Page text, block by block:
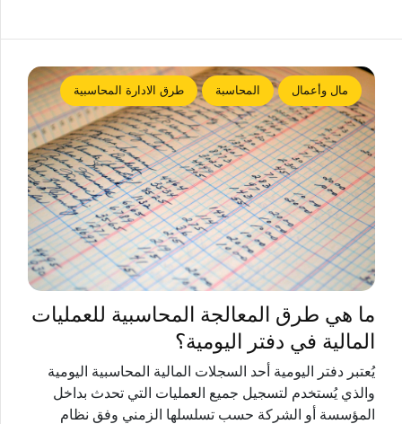
مال وأعمال المحاسبة طرق الادارة المحاسبية
ما هي طرق المعالجة المحاسبية للعمليات
المالية في دفتر اليومية؟
يُعتبر دفتر اليومية أحد السجلات المالية المحاسبية اليومية
والذي يُستخدم لتسجيل جميع العمليات التي تحدث بداخل
المؤسسة أو الشركة حسب تسلسلها الزمني وفق نظام